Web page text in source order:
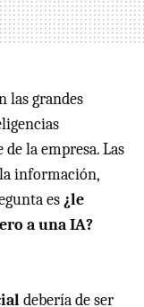
las grandes
la empresa. Las
información,
es ¿le
a una IA?
debería de ser